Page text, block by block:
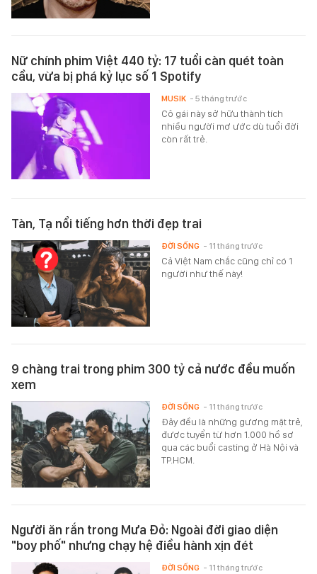
Nữ chính phim Việt 440 tỷ: 17 tuổi càn quét toàn
cầu, vừa bị phá kỷ lục số 1 Spotify
Cô gái này sở hữu thành tích
nhiều người mơ ước dù tuổi đời
còn rất trẻ.
MUSIK - 5 tháng trước
Tàn, Tạ nổi tiếng hơn thời đẹp trai
Cả Việt Nam chắc cũng chỉ có 1
người như thế này!
ĐỜI SỐNG - 11 tháng trước
9 chàng trai trong phim 300 tỷ cả nước đều muốn
xem
Đây đều là những gương mặt trẻ,
được tuyển từ hơn 1.000 hồ sơ
qua các buổi casting ở Hà Nội và
TP.HCM.
ĐỜI SỐNG - 11 tháng trước
Người ăn rắn trong Mưa Đỏ: Ngoài đời giao diện
"boy phố" nhưng chạy hệ điều hành xịn đét
ĐỜI SỐNG - 11 tháng trước